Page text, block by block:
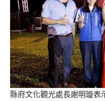
縣府文化觀光處長謝明璇表